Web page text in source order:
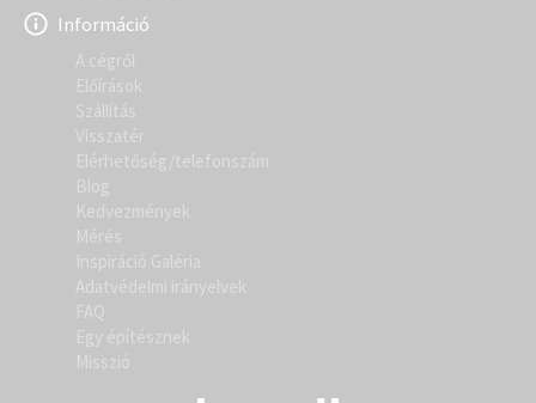
Információ
A cégről
Előírások
Szállítás
Visszatér
Elérhetőség/telefonszám
Blog
Kedvezmények
Mérés
Inspiráció Galéria
Adatvédelmi irányelvek
FAQ
Egy építésznek
Misszió